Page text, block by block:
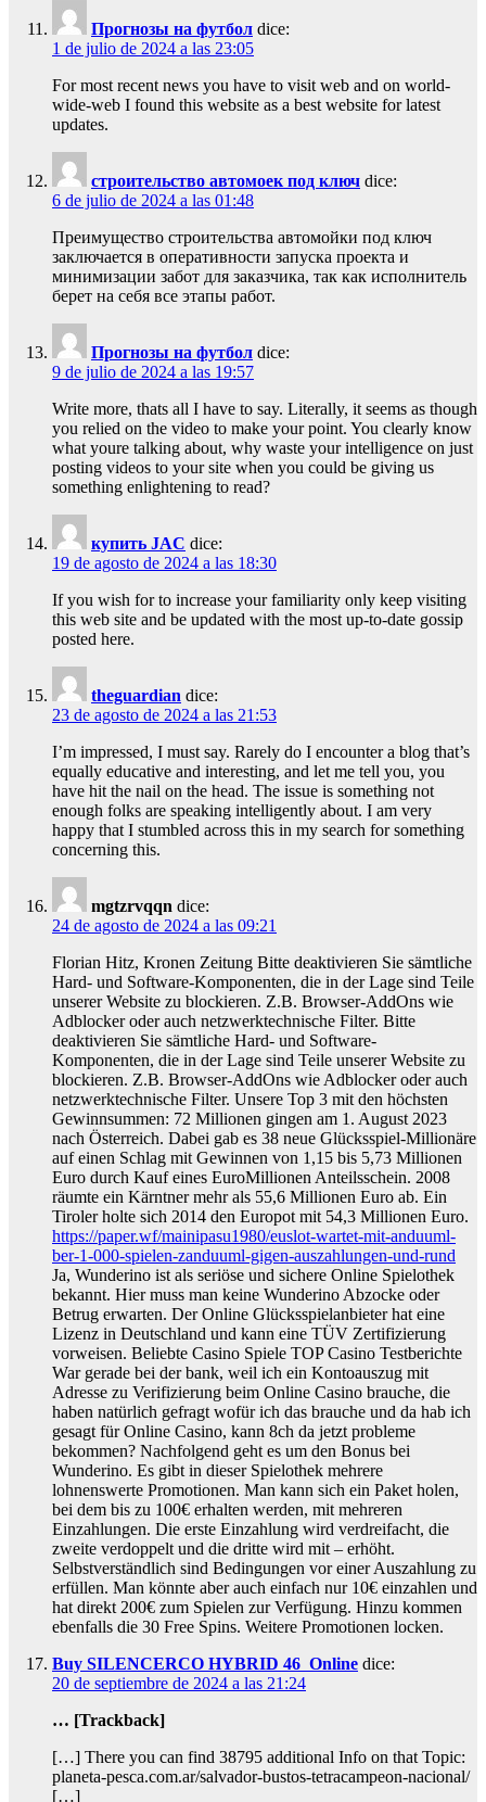
Прогнозы на футбол dice:
1 de julio de 2024 a las 23:05
For most recent news you have to visit web and on world-
wide-web I found this website as a best website for latest
updates.
строительство автомоек под ключ dice:
6 de julio de 2024 a las 01:48
Преимущество строительства автомойки под ключ
заключается в оперативности запуска проекта и
минимизации забот для заказчика, так как исполнитель
берет на себя все этапы работ.
Прогнозы на футбол dice:
9 de julio de 2024 a las 19:57
Write more, thats all I have to say. Literally, it seems as though
you relied on the video to make your point. You clearly know
what youre talking about, why waste your intelligence on just
posting videos to your site when you could be giving us
something enlightening to read?
купить JAC dice:
19 de agosto de 2024 a las 18:30
If you wish for to increase your familiarity only keep visiting
this web site and be updated with the most up-to-date gossip
posted here.
theguardian dice:
23 de agosto de 2024 a las 21:53
I’m impressed, I must say. Rarely do I encounter a blog that’s
equally educative and interesting, and let me tell you, you
have hit the nail on the head. The issue is something not
enough folks are speaking intelligently about. I am very
happy that I stumbled across this in my search for something
concerning this.
mgtzrvqqn dice:
24 de agosto de 2024 a las 09:21
Florian Hitz, Kronen Zeitung Bitte deaktivieren Sie sämtliche
Hard- und Software-Komponenten, die in der Lage sind Teile
unserer Website zu blockieren. Z.B. Browser-AddOns wie
Adblocker oder auch netzwerktechnische Filter. Bitte
deaktivieren Sie sämtliche Hard- und Software-
Komponenten, die in der Lage sind Teile unserer Website zu
blockieren. Z.B. Browser-AddOns wie Adblocker oder auch
netzwerktechnische Filter. Unsere Top 3 mit den höchsten
Gewinnsummen: 72 Millionen gingen am 1. August 2023
nach Österreich. Dabei gab es 38 neue Glücksspiel-Millionäre
auf einen Schlag mit Gewinnen von 1,15 bis 5,73 Millionen
Euro durch Kauf eines EuroMillionen Anteilsschein. 2008
räumte ein Kärntner mehr als 55,6 Millionen Euro ab. Ein
Tiroler holte sich 2014 den Europot mit 54,3 Millionen Euro.
https://paper.wf/mainipasu1980/euslot-wartet-mit-anduuml-
ber-1-000-spielen-zanduuml-gigen-auszahlungen-und-rund
Ja, Wunderino ist als seriöse und sichere Online Spielothek
bekannt. Hier muss man keine Wunderino Abzocke oder
Betrug erwarten. Der Online Glücksspielanbieter hat eine
Lizenz in Deutschland und kann eine TÜV Zertifizierung
vorweisen. Beliebte Casino Spiele TOP Casino Testberichte
War gerade bei der bank, weil ich ein Kontoauszug mit
Adresse zu Verifizierung beim Online Casino brauche, die
haben natürlich gefragt wofür ich das brauche und da hab ich
gesagt für Online Casino, kann 8ch da jetzt probleme
bekommen? Nachfolgend geht es um den Bonus bei
Wunderino. Es gibt in dieser Spielothek mehrere
lohnenswerte Promotionen. Man kann sich ein Paket holen,
bei dem bis zu 100€ erhalten werden, mit mehreren
Einzahlungen. Die erste Einzahlung wird verdreifacht, die
zweite verdoppelt und die dritte wird mit – erhöht.
Selbstverständlich sind Bedingungen vor einer Auszahlung zu
erfüllen. Man könnte aber auch einfach nur 10€ einzahlen und
hat direkt 200€ zum Spielen zur Verfügung. Hinzu kommen
ebenfalls die 30 Free Spins. Weitere Promotionen locken.
Buy SILENCERCO HYBRID 46 Online dice:
20 de septiembre de 2024 a las 21:24
… [Trackback]
[…] There you can find 38795 additional Info on that Topic:
planeta-pesca.com.ar/salvador-bustos-tetracampeon-nacional/
[…]